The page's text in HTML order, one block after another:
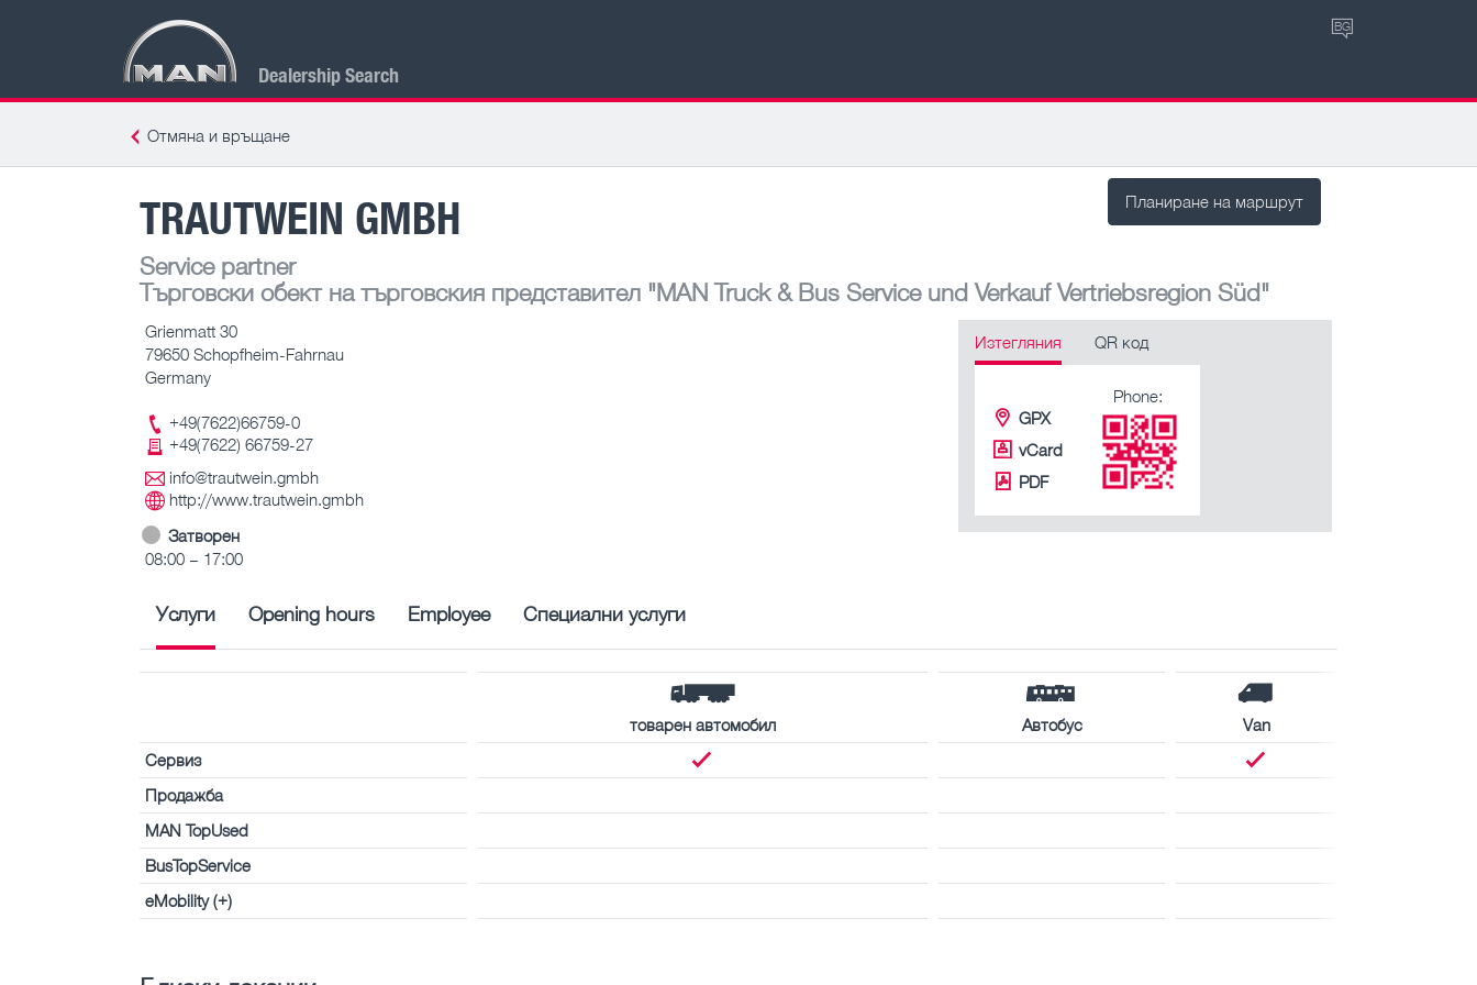
Dealership Search
BG
Отмяна и връщане
Планиране на маршрут
TRAUTWEIN GMBH
Service partner
Търговски обект на търговския представител "MAN Truck & Bus Service und Verkauf Vertriebsregion Süd"
Grienmatt 30
79650 Schopfheim-Fahrnau
Germany
+49(7622)66759-0
+49(7622) 66759-27
info@trautwein.gmbh
http://www.trautwein.gmbh
Затворен
08:00 – 17:00
Изтегляния QR код
GPX
vCard
PDF
Phone:
Услуги Opening hours Employee Специални услуги
товарен автомобил Автобус
Van
Сервиз
Продажба
MAN TopUsed
BusTopService
eMobility (+)